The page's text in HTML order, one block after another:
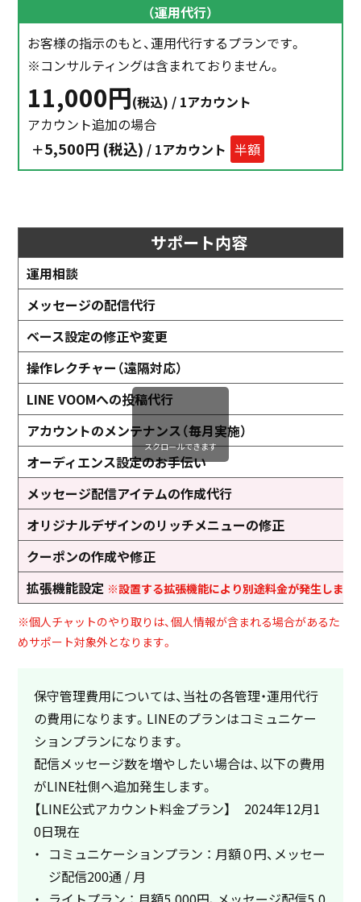
（運用代行）
お客様の指示のもと、運用代行するプランです。
※コンサルティングは含まれておりません。
11,000円(税込) / 1アカウント
アカウント追加の場合
＋5,500円 (税込) / 1アカウント 半額
サポート内容
運用相談
メッセージの配信代行
ベース設定の修正や変更
操作レクチャー（遠隔対応）
LINE VOOMへの投稿代行
アカウントのメンテナンス（毎月実施）
オーディエンス設定のお手伝い
メッセージ配信アイテムの作成代行
オリジナルデザインのリッチメニューの修正
クーポンの作成や修正
拡張機能設定 ※設置する拡張機能により別途料金が発生します
スクロールできます
※個人チャットのやり取りは、個人情報が含まれる場合があるた
めサポート対象外となります。
保守管理費用については、当社の各管理・運用代行
の費用になります。LINEのプランはコミュニケー
ションプランになります。
配信メッセージ数を増やしたい場合は、以下の費用
がLINE社側へ追加発生します。
【LINE公式アカウント料金プラン】 2024年12月1
0日現在
コミュニケーションプラン ： 月額０円、メッセー
ジ配信200通 / 月